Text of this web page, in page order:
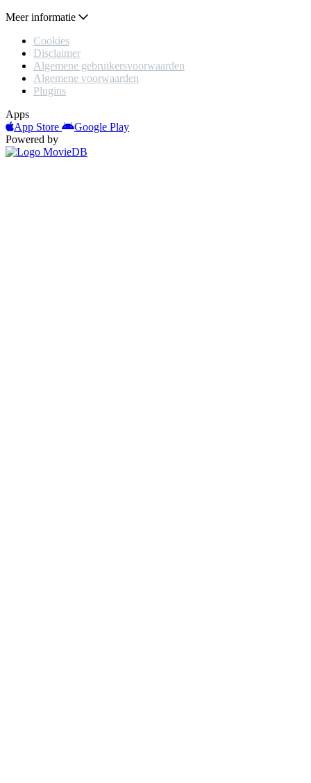
Meer informatie
Cookies
Disclaimer
Algemene gebruikersvoorwaarden
Algemene voorwaarden
Plugins
Apps
App Store
Google Play
Powered by